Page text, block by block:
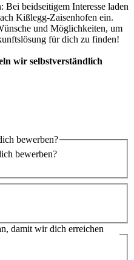
Bei beidseitigem Interesse laden
Kißlegg-Zaisenhofen ein.
und Möglichkeiten, um
für dich zu finden!
wir selbstverständlich
bewerben?
bewerben?
damit wir dich erreichen